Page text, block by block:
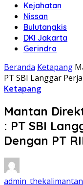
Kejahatan
Nissan
Bulutangkis
DKI Jakarta
Gerindra
Beranda Ketapang
PT SBI Langgar
Ketapang
Mantan
: PT SBI
Dengan PT